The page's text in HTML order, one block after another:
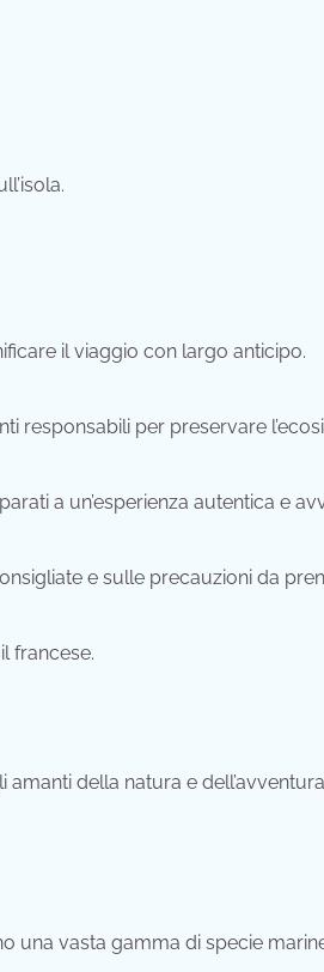
il viaggio con largo anticipo.
responsabili per preservare
a un’esperienza autentica e
e sulle precauzioni da
francese.
amanti della natura e
una vasta gamma di specie